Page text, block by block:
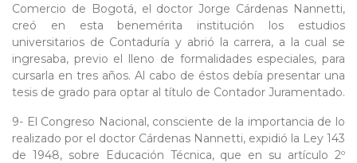
Comercio de Bogotá, el doctor Jorge Cárdenas Nannetti,
creó en esta benemérita institución los estudios
universitarios de Contaduría y abrió la carrera, a la cual se
ingresaba, previo el lleno de formalidades especiales, para
cursarla en tres años. Al cabo de éstos debía presentar una
tesis de grado para optar al título de Contador Juramentado.
9- El Congreso Nacional, consciente de la importancia de lo
realizado por el doctor Cárdenas Nannetti, expidió la Ley 143
de 1948, sobre Educación Técnica, que en su artículo 2º